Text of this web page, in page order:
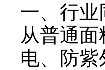
一、行
从普通
电、防